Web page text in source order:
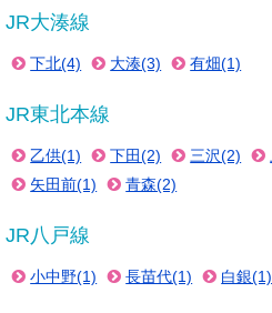
JR大湊線
下北(4) 大湊(3) 有畑(1)
JR東北本線
乙供(1) 下田(2) 三沢(2)
矢田前(1)
青森(2)
JR八戸線
小中野(1) 長苗代(1) 白銀(1)